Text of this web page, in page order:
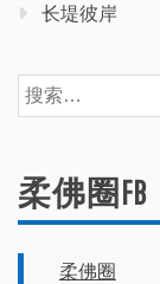
长堤彼岸
搜
索：
柔佛圈FB
柔佛圈